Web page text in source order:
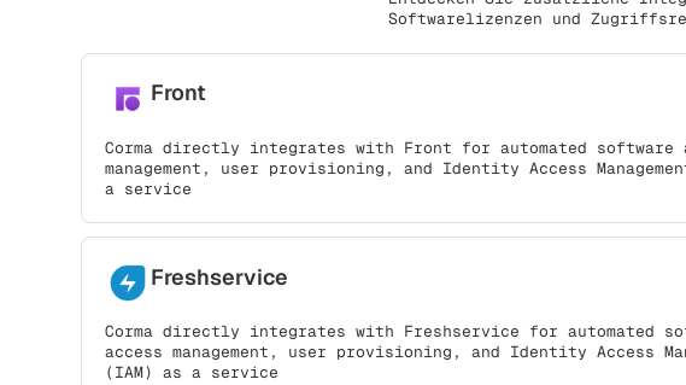
Softwarelizenzen und
Front
Corma directly integrates with Front for automated software
management, user provisioning, and Identity Access
a service
Freshservice
Corma directly integrates with Freshservice for automated
access management, user provisioning, and Identity Access
(IAM) as a service